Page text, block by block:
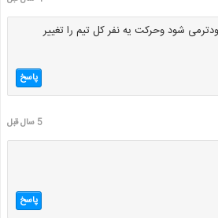
زودترمی شود وحرکت یه نفر کل تیم را تغییر
پاسخ
5 سال قبل
پاسخ